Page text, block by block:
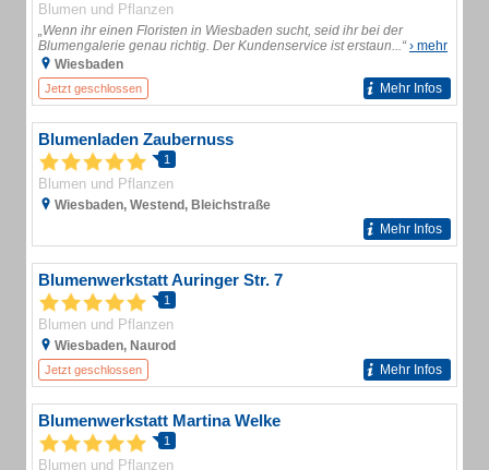
Blumen und Pflanzen
„Wenn ihr einen Floristen in Wiesbaden sucht, seid ihr bei der
Blumengalerie genau richtig. Der Kundenservice ist erstaun...“› mehr
Wiesbaden
Jetzt geschlossen Mehr Infos
Blumenladen Zaubernuss
1
Blumen und Pflanzen
Wiesbaden, Westend, Bleichstraße
Mehr Infos
Blumenwerkstatt Auringer Str. 7
1
Blumen und Pflanzen
Wiesbaden, Naurod
Jetzt geschlossen Mehr Infos
Blumenwerkstatt Martina Welke
1
Blumen und Pflanzen